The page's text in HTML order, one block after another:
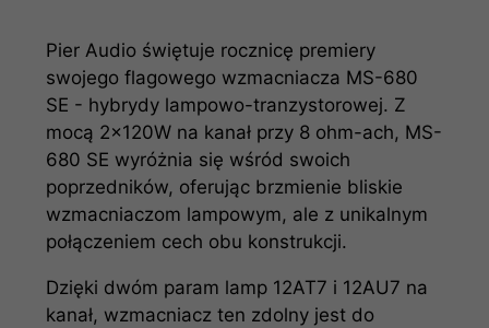
Pier Audio świętuje rocznicę premiery
swojego flagowego wzmacniacza MS-680
SE - hybrydy lampowo-tranzystorowej. Z
mocą 2x120W na kanał przy 8 ohm-ach, MS-
680 SE wyróżnia się wśród swoich
poprzedników, oferując brzmienie bliskie
wzmacniaczom lampowym, ale z unikalnym
połączeniem cech obu konstrukcji.
Dzięki dwóm param lamp 12AT7 i 12AU7 na
kanał, wzmacniacz ten zdolny jest do